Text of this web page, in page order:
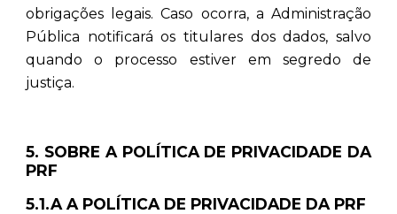
obrigações legais. Caso ocorra, a Administração
Pública notificará os titulares dos dados, salvo
quando o processo estiver em segredo de
justiça.
5. SOBRE A POLÍTICA DE PRIVACIDADE DA
PRF
5.1.A A POLÍTICA DE PRIVACIDADE DA PRF